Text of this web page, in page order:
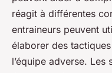
réagit à différentes
entraineurs peuvent
élaborer des
l’équipe adverse.